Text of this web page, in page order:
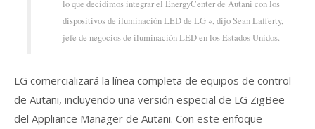
lo que decidimos integrar el EnergyCenter de Autani con los
dispositivos de iluminación LED de LG «, dijo Sean Lafferty,
jefe de negocios de iluminación LED en los Estados Unidos.
LG comercializará la línea completa de equipos de control
de Autani, incluyendo una versión especial de LG ZigBee
del Appliance Manager de Autani. Con este enfoque